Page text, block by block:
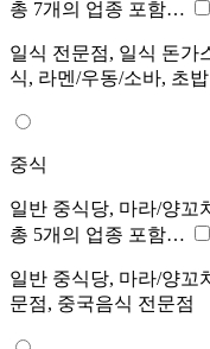
총 7개의 업종 포함…
일식 전문점, 일식 돈가
식, 라멘/우동/소바, 초
중식
일반 중식당, 마라/양꼬
총 5개의 업종 포함…
일반 중식당, 마라/양꼬
문점, 중국음식 전문점